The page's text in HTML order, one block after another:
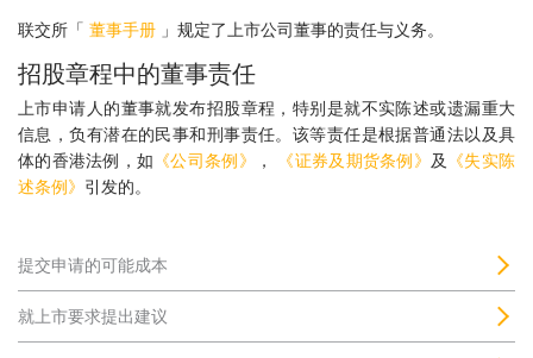
联交所「 董事手册 」规定了上市公司董事的责任与义务。
招股章程中的董事责任
上市申请人的董事就发布招股章程，特别是就不实陈述或遗漏重大
信息，负有潜在的民事和刑事责任。该等责任是根据普通法以及具
体的香港法例，如 《公司条例》 ， 《证券及期货条例》 及 《失实陈
述条例》 引发的。
提交申请的可能成本
就上市要求提出建议